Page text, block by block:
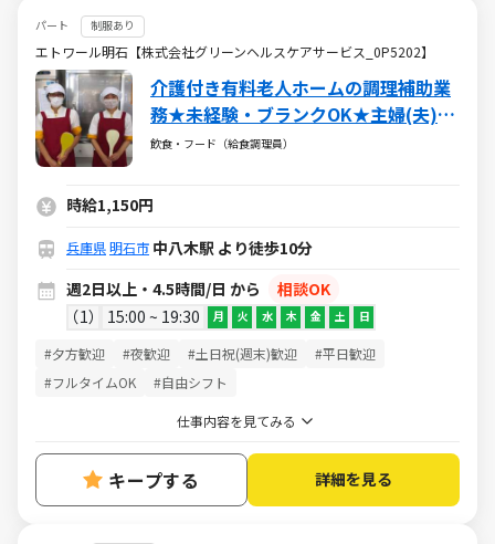
パート 制服あり
エトワール明石【株式会社グリーンヘルスケアサービス_0P5202】
介護付き有料老人ホームの調理補助業
務★未経験・ブランクOK★主婦(夫)さ
ん多数活躍中★安定・安心のグリーン
飲食・フード（給食調理員）
時給1,150円
兵庫県明石市 中八木駅 より徒歩10分
週2日以上・4.5時間/日 から
相談OK
1
15:00 ~ 19:30 月 火 水 木 金 土 日
#夕方歓迎 #夜歓迎 #土日祝(週末)歓迎
#平日歓迎
#フルタイムOK
#自由シフト
仕事内容を見てみる
キープする 詳細を見る